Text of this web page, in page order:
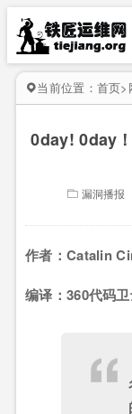
当前位置： 首页>
0day! 0day
漏洞播报
作者：Catalin
编译：360代码